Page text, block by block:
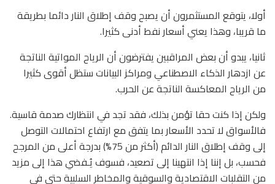
أولا، يتوقع المستثمرون أن يصبح وقف إطلاق النار دائما بطريقة
ما قريبا، وهذا يعني أسعار نفط أدنى كثيرا.
ثانيا، يبدو أن بعض المراقبين يفترضون أن الرياح المواتية الناتجة
عن ازدهار الذكاء الاصطناعي ومراكز البيانات ستظل أقوى كثيرا
من الرياح المعاكسة الناتجة عن الحرب.
ولكن إذا كنت حقا تؤمن بذلك، فقد تجد في انتظارك صدمة قاسية.
فالأسواق لا تحدد الأسعار بما يتفق مع ارتفاع احتمالات التوصل
إلى وقف إطلاق النار الدائم (أكثر من 75%) بدرجة أعلى من المرجح
فحسب، بل إننا إذا انتهينا إلى تصعيد، فسوف يُـفضي هذا إلى مزيد
من التقلبات الاقتصادية والسوقية والمخاطر السلبية حتى في